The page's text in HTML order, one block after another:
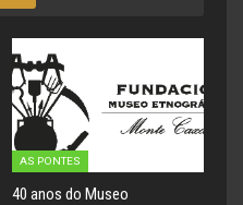
AS PONTES
40 anos do Museo